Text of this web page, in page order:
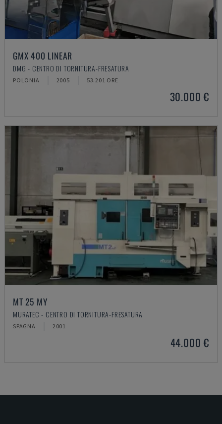
GMX 400 LINEAR
DMG - CENTRO DI TORNITURA-FRESATURA
POLONIA 2005 53.201 ORE
30.000 €
MT 25 MY
MURATEC - CENTRO DI TORNITURA-FRESATURA
SPAGNA 2001
44.000 €